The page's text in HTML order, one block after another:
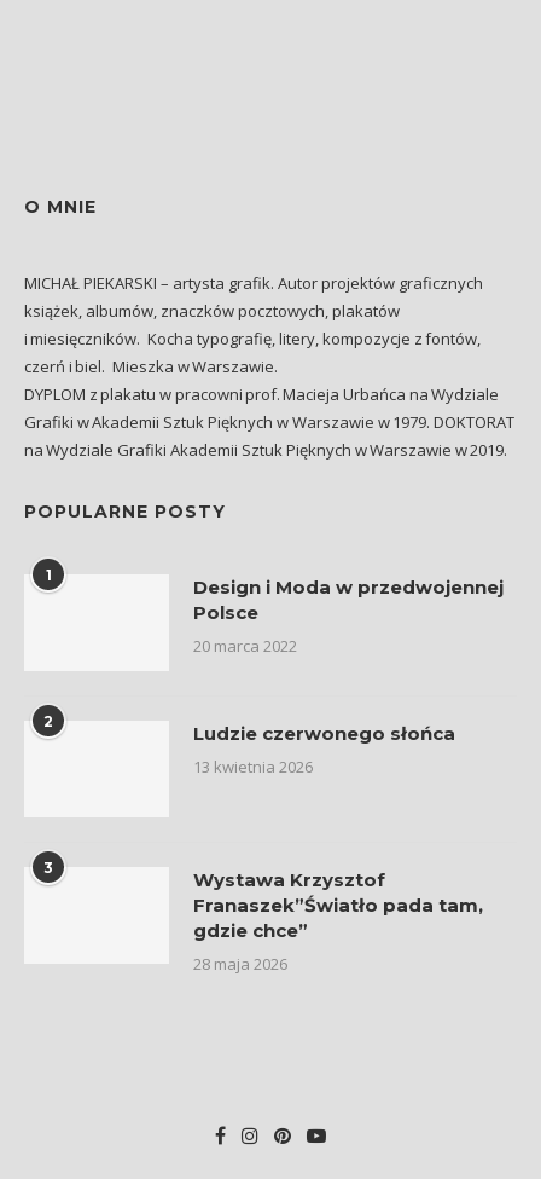
O MNIE
MICHAŁ PIEKARSKI – artysta grafik. Autor projektów graficznych
książek, albumów, znaczków pocztowych, plakatów
i miesięczników. Kocha typografię, litery, kompozycje z fontów,
czerń i biel. Mieszka w Warszawie.
DYPLOM z plakatu w pracowni prof. Macieja Urbańca na Wydziale
Grafiki w Akademii Sztuk Pięknych w Warszawie w 1979. DOKTORAT
na Wydziale Grafiki Akademii Sztuk Pięknych w Warszawie w 2019.
POPULARNE POSTY
1
Design i Moda w przedwojennej
Polsce
20 marca 2022
2 Ludzie czerwonego słońca
13 kwietnia 2026
3
Wystawa Krzysztof
Franaszek”Światło pada tam,
gdzie chce”
28 maja 2026